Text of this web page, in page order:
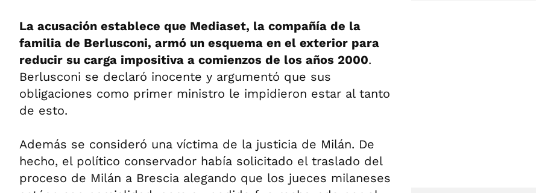
La acusación establece que Mediaset, la compañía de la
familia de Berlusconi, armó un esquema en el exterior para
reducir su carga impositiva a comienzos de los años 2000.
Berlusconi se declaró inocente y argumentó que sus
obligaciones como primer ministro le impidieron estar al tanto
de esto.
Además se consideró una víctima de la justicia de Milán. De
hecho, el político conservador había solicitado el traslado del
proceso de Milán a Brescia alegando que los jueces milaneses